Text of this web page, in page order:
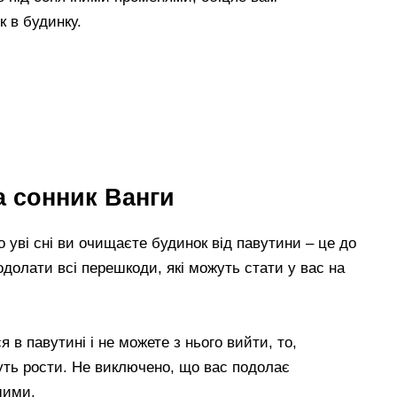
в будинку.
сонник Ванги
сні ви очищаєте будинок від павутини – це до
всі перешкоди, які можуть стати у вас на
павутині і не можете з нього вийти, то,
рости. Не виключено, що вас подолає